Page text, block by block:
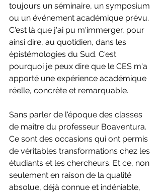
toujours un séminaire, un symposium
ou un événement académique prévu.
C'est là que j'ai pu m'immerger, pour
ainsi dire, au quotidien, dans les
épistémologies du Sud. C'est
pourquoi je peux dire que le CES m'a
apporté une expérience académique
réelle, concrète et remarquable.
Sans parler de l'époque des classes
de maître du professeur Boaventura.
Ce sont des occasions qui ont permis
de véritables transformations chez les
étudiants et les chercheurs. Et ce, non
seulement en raison de la qualité
absolue, déjà connue et indéniable,